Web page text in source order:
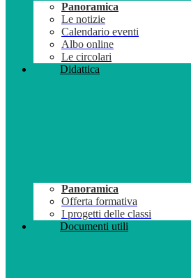
Panoramica
Le notizie
Calendario eventi
Albo online
Le circolari
Didattica
Panoramica
Offerta formativa
I progetti delle classi
Documenti utili